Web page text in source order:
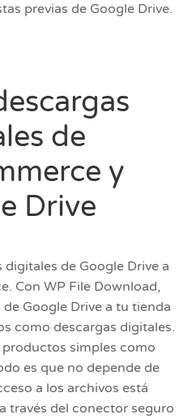
previas de Google Drive.
de
y
Drive
de Google Drive a
Con WP File Download,
Google Drive a tu tienda
como descargas digitales.
simples como
es que no depende de
a los archivos está
través del conector seguro